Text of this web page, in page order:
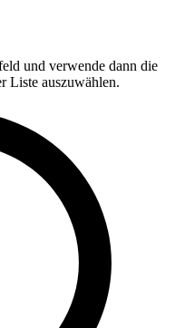
und verwende dann die
Liste auszuwählen.